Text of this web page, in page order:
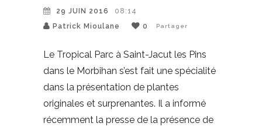
29 JUIN 2016
08:14
Patrick Mioulane
0 Partager
Le Tropical Parc à Saint-Jacut les Pins
dans le Morbihan s’est fait une spécialité
dans la présentation de plantes
originales et surprenantes. Il a informé
récemment la presse de la présence de